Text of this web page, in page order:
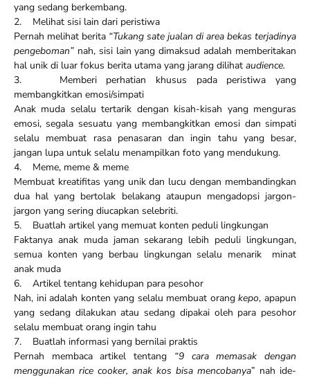
yang sedang berkembang.
2. Melihat sisi lain dari peristiwa
Pernah melihat berita “Tukang sate jualan di area bekas terjadinya
pengeboman” nah, sisi lain yang dimaksud adalah memberitakan
hal unik di luar fokus berita utama yang jarang dilihat audience.
3. Memberi perhatian khusus pada peristiwa yang
membangkitkan emosi/simpati
Anak muda selalu tertarik dengan kisah-kisah yang menguras
emosi, segala sesuatu yang membangkitkan emosi dan simpati
selalu membuat rasa penasaran dan ingin tahu yang besar,
jangan lupa untuk selalu menampilkan foto yang mendukung.
4. Meme, meme & meme
Membuat kreatifitas yang unik dan lucu dengan membandingkan
dua hal yang bertolak belakang ataupun mengadopsi jargon-
jargon yang sering diucapkan selebriti.
5. Buatlah artikel yang memuat konten peduli lingkungan
Faktanya anak muda jaman sekarang lebih peduli lingkungan,
semua konten yang berbau lingkungan selalu menarik minat
anak muda
6. Artikel tentang kehidupan para pesohor
Nah, ini adalah konten yang selalu membuat orangkepo, apapun
yang sedang dilakukan atau sedang dipakai oleh para pesohor
selalu membuat orang ingin tahu
7. Buatlah informasi yang bernilai praktis
Pernah membaca artikel tentang “9 cara memasak dengan
menggunakan rice cooker, anak kos bisa mencobanya” nah ide-